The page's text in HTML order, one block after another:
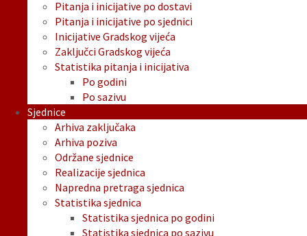
Pitanja i inicijative po dostavi
Pitanja i inicijative po sjednici
Inicijative Gradskog vijeća
Zaključci Gradskog vijeća
Statistika pitanja i inicijativa
Po godini
Po sazivu
Sjednice
Arhiva zaključaka
Arhiva poziva
Održane sjednice
Realizacije sjednica
Napredna pretraga sjednica
Statistika sjednica
Statistika sjednica po godini
Statistika sjednica po sazivu